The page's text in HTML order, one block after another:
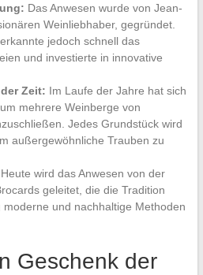
Das Anwesen wurde von Jean-
Weinliebhaber, gegründet.
jedoch schnell das
und investierte in innovative
Zeit: Im Laufe der Jahre hat sich
mehrere Weinberge von
Jedes Grundstück wird
außergewöhnliche Trauben zu
Heute wird das Anwesen von der
geleitet, die die Tradition
und nachhaltige Methoden
Geschenk der